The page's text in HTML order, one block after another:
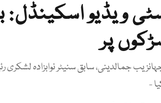
ویڈیو
پر
جمالدینی، سابق سنیٹر نوابزادہ لشکری
-